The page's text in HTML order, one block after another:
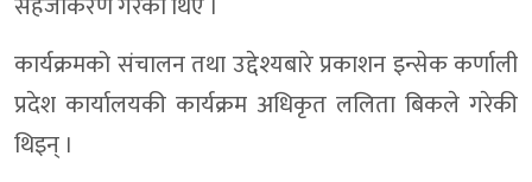
कार्यक्रमको संचालन तथा उद्देश्यबारे प्रकाशन इन्सेक कर्णाली
प्रदेश कार्यालयकी कार्यक्रम अधिकृत ललिता बिकले गरेकी
थिइन् ।